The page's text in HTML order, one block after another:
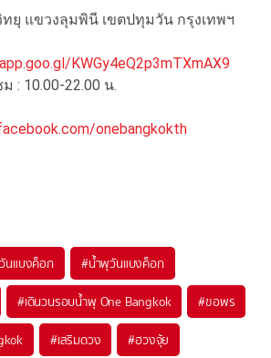
ทยุ แขวงลุมพินี เขตปทุมวัน กรุงเทพฯ
KWGy4eQ2p3mTXmAX9
: 10.00-22.00 น.
onebangkokth
นแบงค็อก #น้ำพุวันแบงค็อก
#เดินวนรอบน้ำพุ One Bangkok #ขอพร
#เสริมดวง #ฮวงจุ้ย